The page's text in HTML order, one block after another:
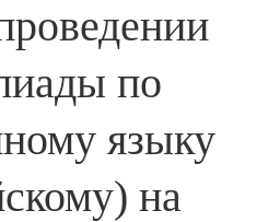
по
языку
на